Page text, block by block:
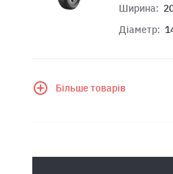
Ширина:
Діаметр:
Більше товарів